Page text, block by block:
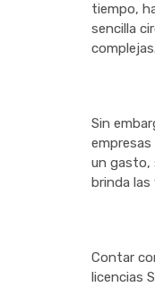
tiempo,
sencilla
complejas.
Sin
un gasto,
brinda
Contar
licencias